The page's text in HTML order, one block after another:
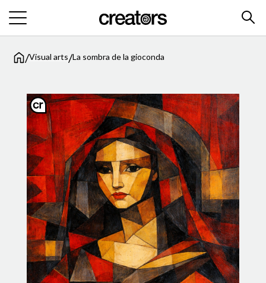
/Visual arts/La sombra de la gioconda